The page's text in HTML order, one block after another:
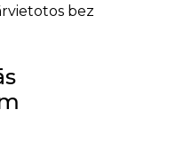
bez